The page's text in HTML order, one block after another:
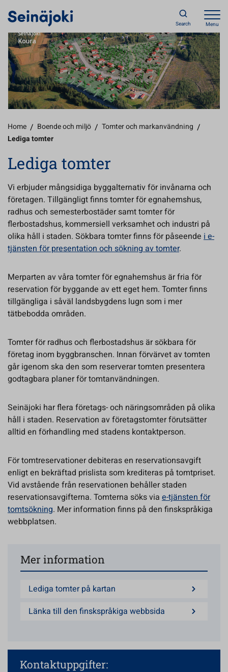
Search Menu
Home / Boende och miljö / Tomter och markanvändning /
Lediga tomter
Lediga tomter
Vi erbjuder mångsidiga byggalternativ för invånarna och
företagen. Tillgängligt finns tomter för egnahemshus,
radhus och semesterbostäder samt tomter för
flerbostadshus, kommersiell verksamhet och industri på
olika håll i staden. Sökbara tomter finns för påseende i e-
tjänsten för presentation och sökning av tomter.
Merparten av våra tomter för egnahemshus är fria för
reservation för byggande av ett eget hem. Tomter finns
tillgängliga i såväl landsbygdens lugn som i mer
tätbebodda områden.
Tomter för radhus och flerbostadshus är sökbara för
företag inom byggbranschen. Innan förvärvet av tomten
går igenom ska den som reserverar tomten presentera
godtagbara planer för tomtanvändningen.
Seinäjoki har flera företags- och näringsområden på olika
håll i staden. Reservation av företagstomter förutsätter
alltid en förhandling med stadens kontaktperson.
För tomtreservationer debiteras en reservationsavgift
enligt en bekräftad prislista som krediteras på tomtpriset.
Vid avstående från reservationen behåller staden
reservationsavgifterna. Tomterna söks via e-tjänsten för
tomtsökning. Mer information finns på den finskspråkiga
webbplatsen.
Mer information
Lediga tomter på kartan
Länka till den finskspråkiga webbsida
Kontaktuppgifter: